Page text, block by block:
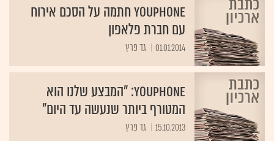
YouPhone חתמה על הסכם אירוח
עם חברת פלאפון
01.01.2014 גד פרץ
YouPhone: "המבצע שלנו הוא
המטורף ביותר שנעשה עד היום"
15.10.2013 גד פרץ